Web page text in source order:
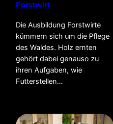
Forstwirt
Die Ausbildung Forstwirte
kümmern sich um die Pflege
des Waldes. Holz ernten
gehört dabei genauso zu
ihren Aufgaben, wie
Futterstellen…